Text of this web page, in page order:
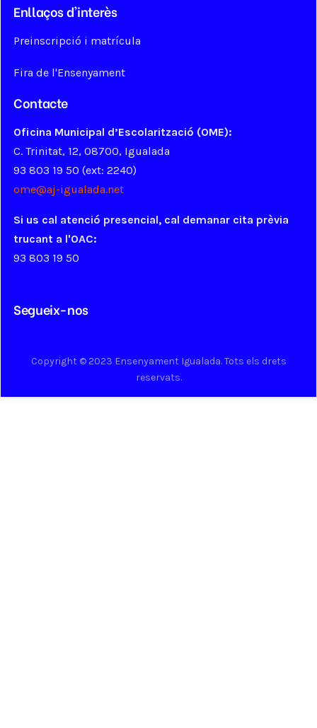
Enllaços d'interès
Preinscripció i matrícula
Fira de l'Ensenyament
Contacte
Oficina Municipal d’Escolarització (OME):
C. Trinitat, 12, 08700, Igualada
93 803 19 50 (ext: 2240)
ome@aj-igualada.net
Si us cal atenció presencial, cal demanar cita prèvia
trucant a l'OAC:
93 803 19 50
Segueix-nos
Copyright © 2023 Ensenyament Igualada. Tots els drets
reservats.